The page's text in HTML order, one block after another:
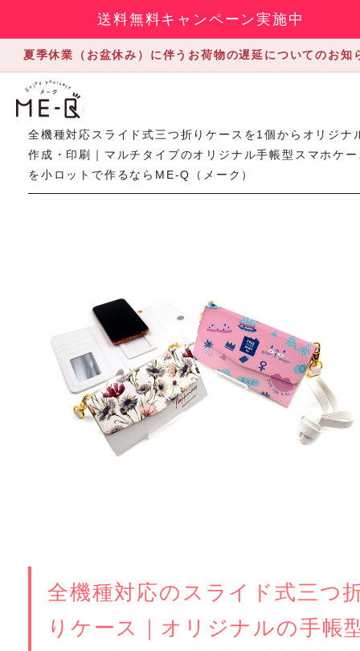
送料無料キャンペーン実施中
夏季休業（お盆休み）に伴うお荷物の遅延についてのお知
2020.3.13
全機種対応スライド式三つ折りケースを1個からオリジナ
作成・印刷｜マルチタイプのオリジナル手帳型スマホケ
を小ロットで作るならME-Q（メーク）
全機種対応のスライド式三つ
りケース｜オリジナルの手帳